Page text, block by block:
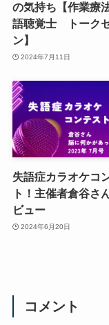
の気持ち【作業療
語聴覚士 トーク
ン】
2024年7月11日
失語症カラオケコ
ト！主催者倉谷さ
ビュー
2024年6月20日
コメント